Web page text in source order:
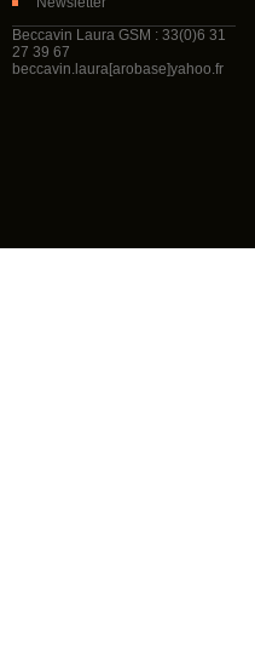
Beccavin Laura GSM : 33(0)6 31
27 39 67
beccavin.laura[arobase]yahoo.fr